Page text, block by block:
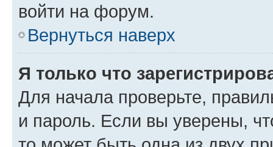
войти на форум.
Вернуться наверх
Я только что
Для начала проверьте,
и пароль. Если вы уверены,